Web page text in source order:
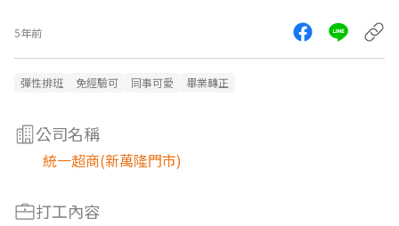
5年前
彈性排班 免經驗可 同事可愛 畢業轉正
公司名稱
統一超商(新萬隆門市)
打工內容